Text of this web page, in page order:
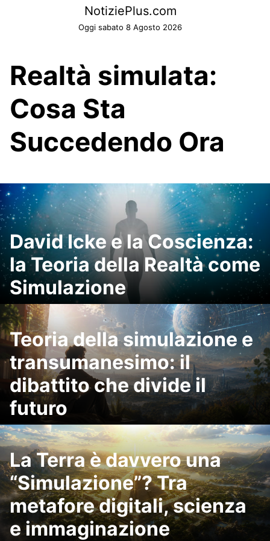
NotiziePlus.com
Oggi sabato 8 Agosto 2026
Realtà simulata:
Cosa Sta
Succedendo Ora
David Icke e la Coscienza:
la Teoria della Realtà come
Simulazione
Teoria della simulazione e
transumanesimo: il
dibattito che divide il
futuro
La Terra è davvero una
“Simulazione”? Tra
metafore digitali, scienza
e immaginazione